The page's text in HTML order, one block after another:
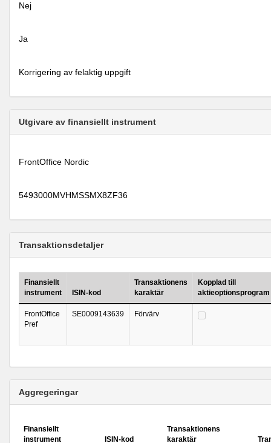
Nej
Ja
Korrigering av felaktig uppgift
Utgivare av finansiellt instrument
FrontOffice Nordic
5493000MVHMSSMX8ZF36
Transaktionsdetaljer
Finansiellt
instrument
ISIN-kod
Transaktionens
karaktär
Kopplad till
aktieoptionsprogram
FrontOffice
Pref
SE0009143639 Förvärv
Aggregeringar
Finansiellt
instrument
ISIN-kod
Transaktionens
karaktär